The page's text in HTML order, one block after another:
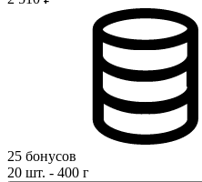
25 бонусов
20 шт. - 400 г